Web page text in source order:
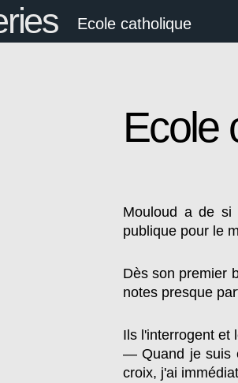
Ecole catholique
Ecole
Mouloud a de si
publique pour le
Dès son premier
notes presque
Ils l'interrogent et
— Quand je suis
croix, j'ai